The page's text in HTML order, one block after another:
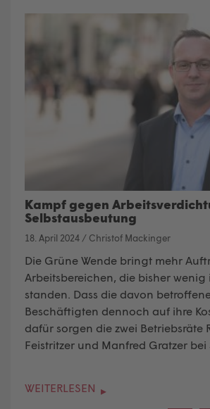
Kampf gegen
Selbstausbeutung
18. April 2024 / Christof Mackinger
Die Grüne Wende bringt mehr
Arbeitsbereichen, die bisher wenig
standen. Dass die davon
Beschäftigten dennoch auf ihre
dafür sorgen die zwei Betriebsräte
Feistritzer und Manfred Gratzer bei
WEITERLESEN